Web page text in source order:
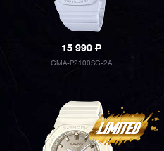
15 990P
GMA-P2100SG-2A